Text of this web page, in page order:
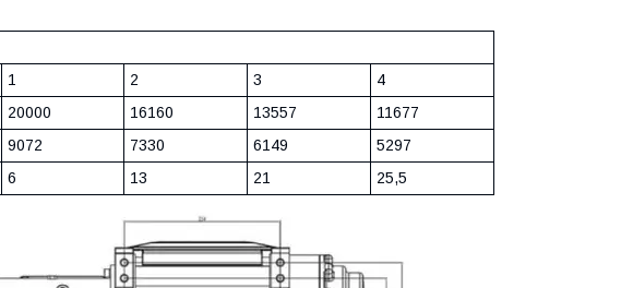
1 2 3
4
20000 16160 13557
11677
9072 7330 6149
5297
6 13 21 25,5